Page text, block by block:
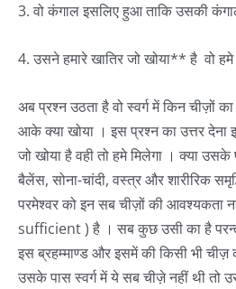
3. वो कंगाल इसलिए हुआ ताकि उसकी
4. उसने हमारे खातिर जो खोया** है वो हमे
अब प्रश्न उठता है वो स्वर्ग में किन चीज़ों
आके क्या खोया । इस प्रश्न का उत्तर देना
जो खोया है वही तो हमे मिलेगा । क्या उसके
बैलेंस, सोना-चांदी, वस्त्र और शारीरिक
परमेश्वर को इन सब चीज़ों की आवश्यकता
sufficient ) है । सब कुछ उसी का है
इस ब्रहम्माण्ड और इसमें की किसी भी
उसके पास स्वर्ग में ये सब चीज़े नहीं थी तो